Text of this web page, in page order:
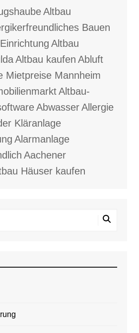
Altbau
Bauen
Altbau
Altbau kaufen Abluft
Mietpreise Mannheim
Altbau-
AbwasserAllergie
Kläranlage
Alarmanlage
Aachener
Häuser kaufen